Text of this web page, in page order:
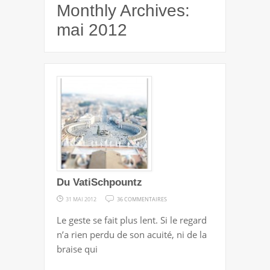
Monthly Archives:
mai 2012
Du VatiSchpountz
31 MAI 2012 36 COMMENTAIRES
VATISCHPOUNTZ
Le geste se fait plus lent. Si le regard
n’a rien perdu de son acuité, ni de la
braise qui